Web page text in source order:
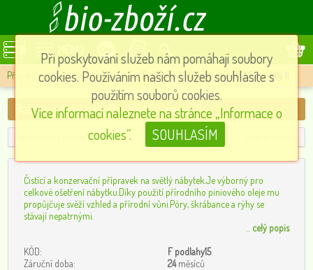
MENU
Přípravky na podlahy a nábytek » Balzám a čistič nábytku BRASIL světlý 1l
Balzám a čistič nábytku BRASIL světlý 1l
Čistící a konzervační přípravek na světlý nábytek.Je výborný pro
celkové ošetření nábytku.Díky použití přírodního piniového oleje mu
propůjčuje svěží vzhled a přírodní vůni.Póry, škrábance a rýhy se
stávají nepatrnými.
celý popis
KÓD:
F podlahy15
Záruční doba:
24měsíců
Při poskytování služeb nám pomáhají soubory
cookies. Používáním našich služeb souhlasíte s
použitím souborů cookies.
Více informací naleznete na stránce „Informace o
cookies”.
SOUHLASÍM